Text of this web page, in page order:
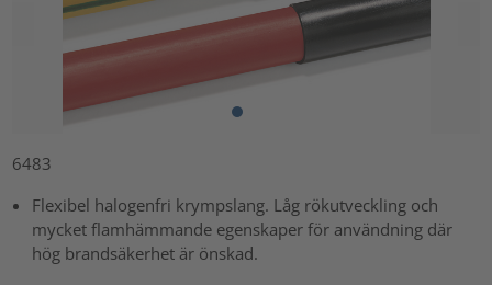
6483
Flexibel halogenfri krympslang. Låg rökutveckling och
mycket flamhämmande egenskaper för användning där
hög brandsäkerhet är önskad.